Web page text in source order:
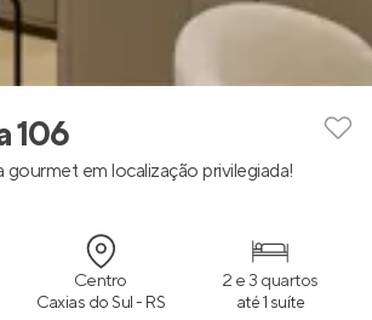
106
em localização privilegiada!
Centro
Caxias do Sul - RS
2 e 3 quartos
até 1 suíte